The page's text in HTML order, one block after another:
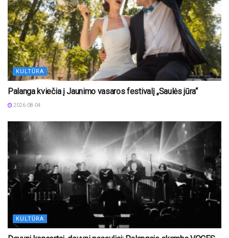
KULTŪRA
Palanga kviečia į Jaunimo vasaros festivalį „Saulės jūra“
2026-08-04
KULTŪRA